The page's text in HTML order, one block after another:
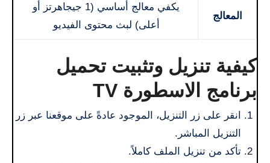
المعالج
يكفي معالج أساسي (1 جيجاهرتز أو
أعلى) لبث محتوى الفيديو
كيفية تنزيل وتثبيت تحميل
برنامج الاسطورة TV
انقر على زر التنزيل، الموجود عادةً على موقعنا عبر زر
التنزيل المباشر.
تأكد من تنزيل الملف كاملاً.